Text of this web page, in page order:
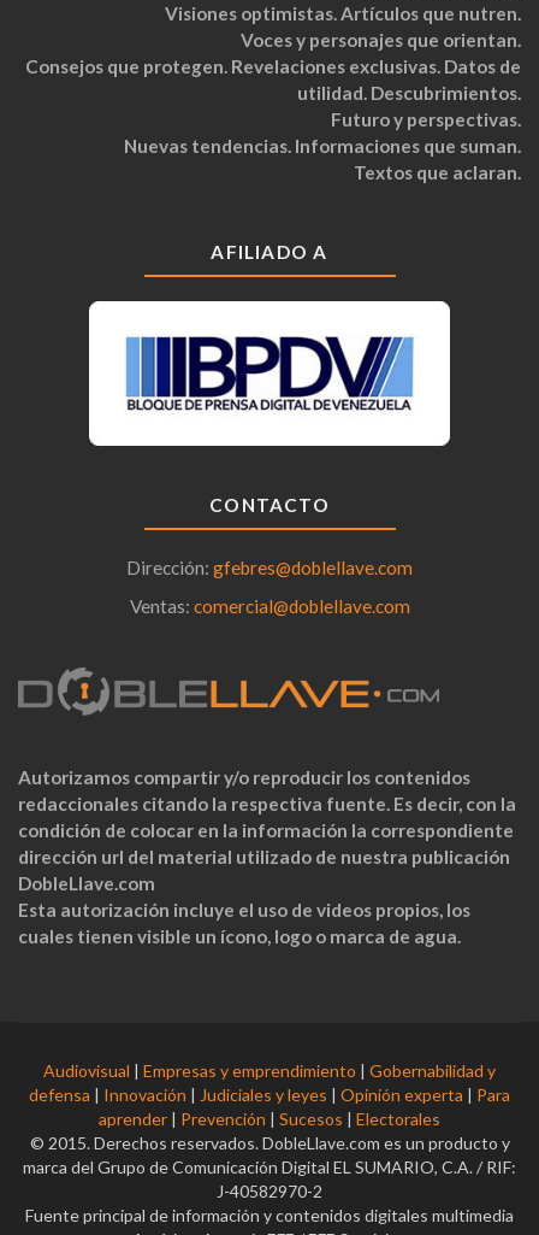
Visiones optimistas. Artículos que nutren.
Voces y personajes que orientan.
Consejos que protegen. Revelaciones exclusivas. Datos de
utilidad. Descubrimientos.
Futuro y perspectivas.
Nuevas tendencias. Informaciones que suman.
Textos que aclaran.
AFILIADO A
CONTACTO
Dirección: gfebres@doblellave.com
Ventas: comercial@doblellave.com
Autorizamos compartir y/o reproducir los contenidos
redaccionales citando la respectiva fuente. Es decir, con la
condición de colocar en la información la correspondiente
dirección url del material utilizado de nuestra publicación
DobleLlave.com
Esta autorización incluye el uso de videos propios, los
cuales tienen visible un ícono, logo o marca de agua.
Audiovisual | Empresas y emprendimiento | Gobernabilidad y
defensa | Innovación | Judiciales y leyes | Opinión experta | Para
aprender | Prevención | Sucesos | Electorales
© 2015. Derechos reservados. DobleLlave.com es un producto y
marca del Grupo de Comunicación Digital EL SUMARIO, C.A. / RIF:
J-40582970-2
Fuente principal de información y contenidos digitales multimedia